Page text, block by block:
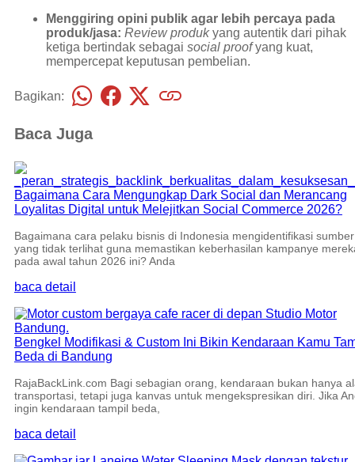
Menggiring opini publik agar lebih percaya pada
produk/jasa: Review produkyang autentik dari pihak
ketiga bertindak sebagai social proofyang kuat,
mempercepat keputusan pembelian.
Bagikan:
Baca Juga
Bagaimana Cara Mengungkap Dark Social dan Merancang
Loyalitas Digital untuk Melejitkan Social Commerce 2026?
Bagaimana cara pelaku bisnis di Indonesia mengidentifikasi
yang tidak terlihat guna memastikan keberhasilan kampanye
pada awal tahun 2026 ini? Anda
baca detail
Bengkel Modifikasi & Custom Ini Bikin Kendaraan Kamu
Beda di Bandung
RajaBackLink.com Bagi sebagian orang, kendaraan bukan hanya
transportasi, tetapi juga kanvas untuk mengekspresikan diri. Jika
ingin kendaraan tampil beda,
baca detail